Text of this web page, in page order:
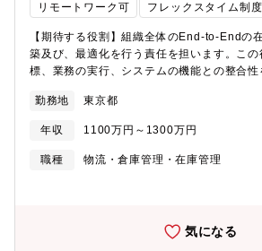
リモートワーク可 フレックスタイム制度
【期待する役割】組織全体のEnd-to-Endの
築及び、最適化を行う責任を担います。この
標、業務の実行、システムの機能との整合
す。【業務内容】・ 原材料、中間品、完成
to-Endの在庫管理プロセスを設計し、売上
化在庫（E&O）の最小化を実現する。・ 業
長および戦略的目標に沿って運用されること
関係者との合意に基づき、リスクと機会を考
（BPR&DX）チームと連携し、在庫管理プ
率的に実行するためのツールを提供する。・
勤務地 東京都
年収 1100万円～1300万円
職種
物流・倉庫管理・在庫管理
気になる